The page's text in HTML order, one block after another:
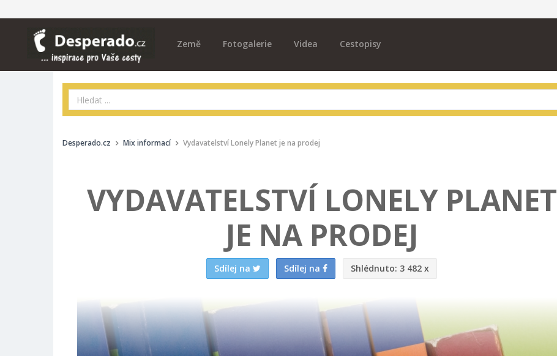
Země Fotogalerie Videa Cestopisy
Desperado.cz Mix informací Vydavatelství Lonely Planet je na prodej
VYDAVATELSTVÍ LONELY PLANET
JE NA PRODEJ
Sdílej na Sdílej na Shlédnuto: 3 482 x